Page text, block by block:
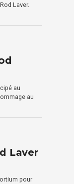
Laver.
au
au
Laver
pour